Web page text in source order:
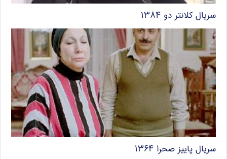
سریال کلانتر دو ۱۳۸۴
سریال پاییز صحرا ۱۳۶۴